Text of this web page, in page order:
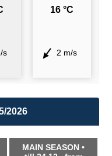
s
16 °C
2 m/s
2026
MAIN SEASON •